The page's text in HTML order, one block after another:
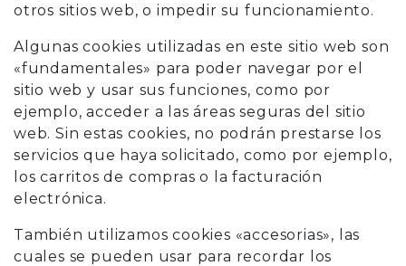
otros sitios web, o impedir su funcionamiento.
Algunas cookies utilizadas en este sitio web son
«fundamentales» para poder navegar por el
sitio web y usar sus funciones, como por
ejemplo, acceder a las áreas seguras del sitio
web. Sin estas cookies, no podrán prestarse los
servicios que haya solicitado, como por ejemplo,
los carritos de compras o la facturación
electrónica.
También utilizamos cookies «accesorias», las
cuales se pueden usar para recordar los